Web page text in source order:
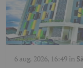
6 aug. 2026, 16:49în